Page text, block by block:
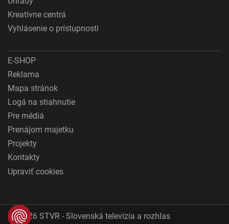
Kreatívne centrá
Vyhlásenie o prístupnosti
E-SHOP
Reklama
Mapa stránok
Logá na stiahnutie
Pre médiá
Prenájom majetku
Projekty
Kontakty
Upraviť cookies
© 2026 STVR - Slovenská televízia a rozhlas